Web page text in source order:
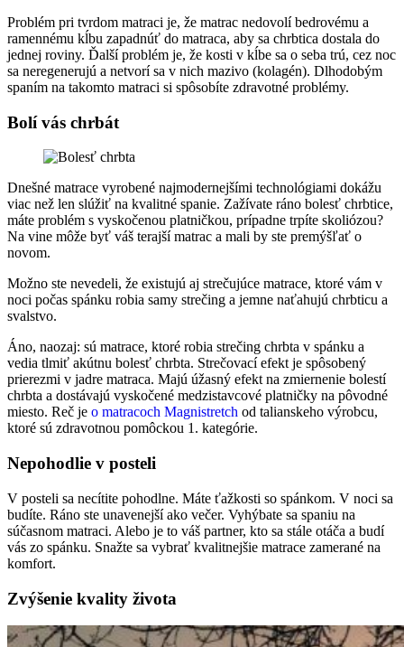
Problém pri tvrdom matraci je, že matrac nedovolí bedrovému a
ramennému kĺbu zapadnúť do matraca, aby sa chrbtica dostala do
jednej roviny. Ďalší problém je, že kosti v kĺbe sa o seba trú, cez noc
sa neregenerujú a netvorí sa v nich mazivo (kolagén). Dlhodobým
spaním na takomto matraci si spôsobíte zdravotné problémy.
Bolí vás chrbát
Dnešné matrace vyrobené najmodernejšími technológiami dokážu
viac než len slúžiť na kvalitné spanie. Zažívate ráno bolesť chrbtice,
máte problém s vyskočenou platničkou, prípadne trpíte skoliózou?
Na vine môže byť váš terajší matrac a mali by ste premýšľať o
novom.
Možno ste nevedeli, že existujú aj strečujúce matrace, ktoré vám v
noci počas spánku robia samy strečing a jemne naťahujú chrbticu a
svalstvo.
Áno, naozaj: sú matrace, ktoré robia strečing chrbta v spánku a
vedia tlmiť akútnu bolesť chrbta. Strečovací efekt je spôsobený
prierezmi v jadre matraca. Majú úžasný efekt na zmiernenie bolestí
chrbta a dostávajú vyskočené medzistavcové platničky na pôvodné
miesto. Reč je o matracoch Magnistretch od talianskeho výrobcu,
ktoré sú zdravotnou pomôckou 1. kategórie.
Nepohodlie v posteli
V posteli sa necítite pohodlne. Máte ťažkosti so spánkom. V noci sa
budíte. Ráno ste unavenejší ako večer. Vyhýbate sa spaniu na
súčasnom matraci. Alebo je to váš partner, kto sa stále otáča a budí
vás zo spánku. Snažte sa vybrať kvalitnejšie matrace zamerané na
komfort.
Zvýšenie kvality života